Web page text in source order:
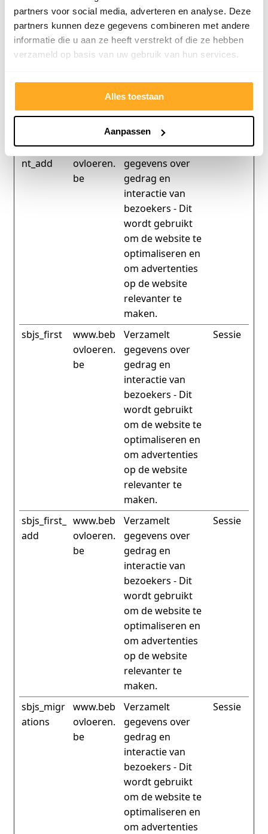
partners voor social media, adverteren en analyse. Deze
partners kunnen deze gegevens combineren met andere
informatie die u aan ze heeft verstrekt of die ze hebben
verzameld op basis van uw gebruik van hun services.
Alles toestaan
Aanpassen
interactie van
bezoekers - Dit
wordt gebruikt
om de website te
om advertenties
op de website
relevanter te
maken.
sbjs_curre
nt_add
www.beb
ovloeren.
be
Verzamelt
gegevens over
gedrag en
interactie van
bezoekers - Dit
wordt gebruikt
om de website te
optimaliseren en
om advertenties
op de website
relevanter te
maken.
Sessie
sbjs_first
www.beb
ovloeren.
be
Verzamelt
gegevens over
gedrag en
interactie van
bezoekers - Dit
wordt gebruikt
om de website te
optimaliseren en
om advertenties
op de website
relevanter te
maken.
Sessie
sbjs_first_
add
www.beb
ovloeren.
be
Verzamelt
gegevens over
gedrag en
interactie van
bezoekers - Dit
wordt gebruikt
om de website te
optimaliseren en
om advertenties
op de website
relevanter te
maken.
Sessie
sbjs_migr
ations
www.beb
ovloeren.
be
Verzamelt
gegevens over
gedrag en
interactie van
bezoekers - Dit
wordt gebruikt
om de website te
optimaliseren en
om advertenties
Sessie